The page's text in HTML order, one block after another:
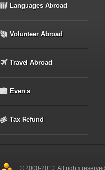
Languages Abroad
Volunteer Abroad
Travel Abroad
Events
Tax Refund
© 2000-2010, All rights reserved